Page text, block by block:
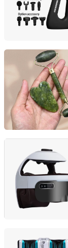
Anshan Jiwan
Liaoning,
Taizhou
Zhejiang,
Yongkang